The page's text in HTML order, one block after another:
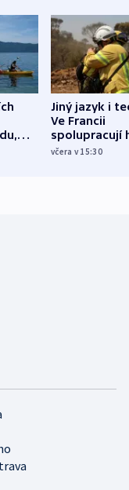
Jiný jazyk i
Ve Francii
spolupracují
různých zemí
včera v 15:30